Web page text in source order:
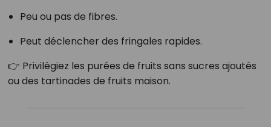
Peu ou pas de fibres.
Peut déclencher des fringales rapides.
👉 Privilégiez les purées de fruits sans sucres ajoutés
ou des tartinades de fruits maison.